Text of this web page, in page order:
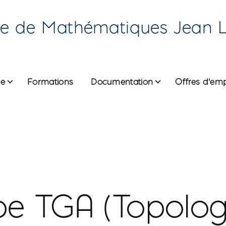
de Mathématiques Jean
Formations Documentation Offres
TGA